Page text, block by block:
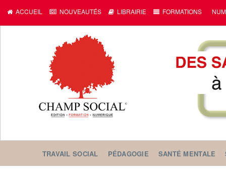
ACCUEIL NOUVEAUTÉS LIBRAIRIE FORMATIONS
TRAVAIL SOCIAL PÉDAGOGIE SANTÉ MENTALE